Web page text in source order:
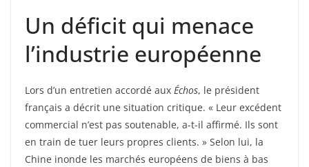
Un déficit qui menace
l’industrie européenne
Lors d’un entretien accordé aux Échos, le président
français a décrit une situation critique. « Leur excédent
commercial n’est pas soutenable, a-t-il affirmé. Ils sont
en train de tuer leurs propres clients. » Selon lui, la
Chine inonde les marchés européens de biens à bas